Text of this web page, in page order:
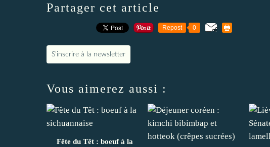
Partager cet article
Repost 0
S'inscrire à la newsletter
Vous aimerez aussi :
Fête du Têt : boeuf à la